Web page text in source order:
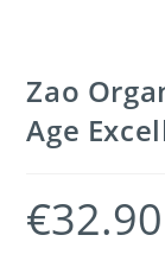
Zao
Age
€32.90